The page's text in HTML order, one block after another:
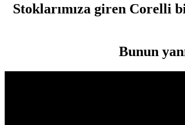
Stoklarımıza giren Corelli
Bunun